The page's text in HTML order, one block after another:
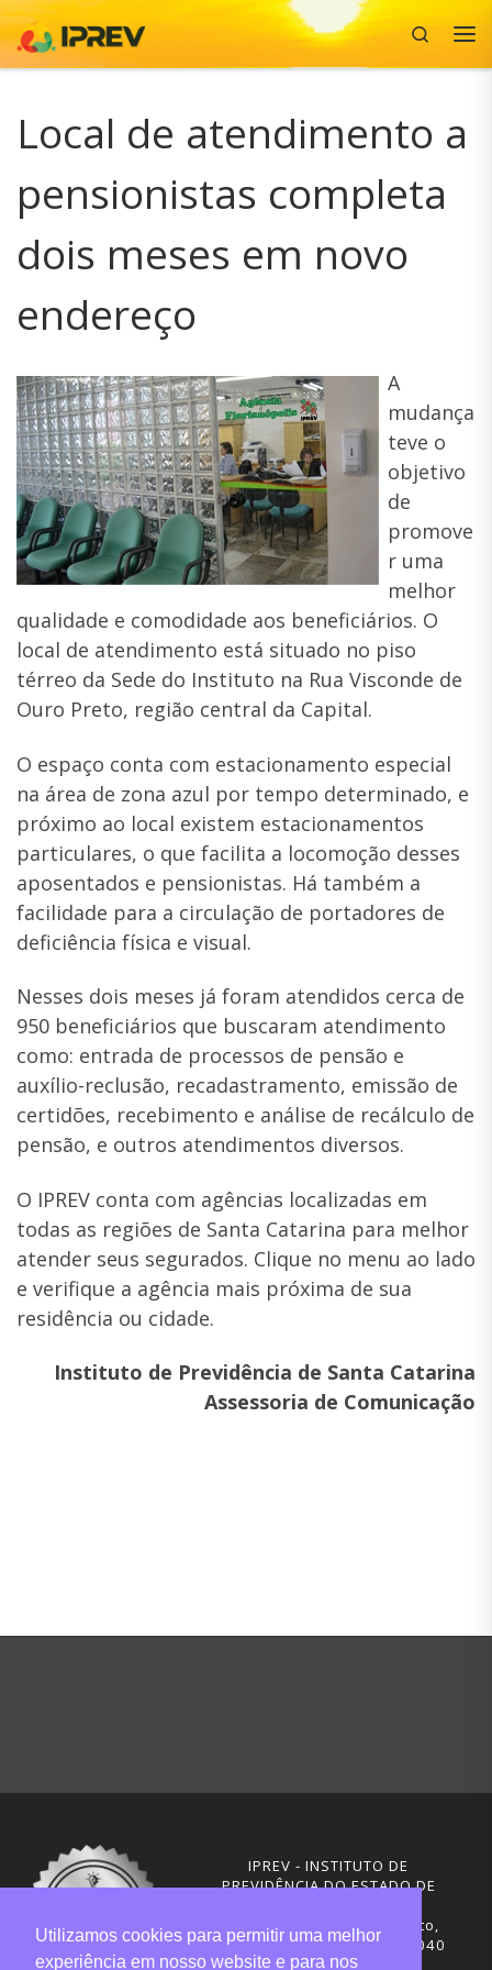
Skip to content
Search
Local de atendimento a
pensionistas completa
dois meses em novo
endereço
A
mudança
teve o
objetivo
de
promove
r uma
melhor
qualidade e comodidade aos beneficiários. O
local de atendimento está situado no piso
térreo da Sede do Instituto na Rua Visconde de
Ouro Preto, região central da Capital.
O espaço conta com estacionamento especial
na área de zona azul por tempo determinado, e
próximo ao local existem estacionamentos
particulares, o que facilita a locomoção desses
aposentados e pensionistas. Há também a
facilidade para a circulação de portadores de
deficiência física e visual.
Nesses dois meses já foram atendidos cerca de
950 beneficiários que buscaram atendimento
como: entrada de processos de pensão e
auxílio-reclusão, recadastramento, emissão de
certidões, recebimento e análise de recálculo de
pensão, e outros atendimentos diversos.
O IPREV conta com agências localizadas em
todas as regiões de Santa Catarina para melhor
atender seus segurados. Clique no menu ao lado
e verifique a agência mais próxima de sua
residência ou cidade.
Instituto de Previdência de Santa Catarina
Assessoria de Comunicação
IPREV - INSTITUTO DE
PREVIDÊNCIA DO ESTADO DE
Rua Visconde de Ouro Preto,
291 – Centro - CEP: 88020-040
Florianópolis - SC
Utilizamos cookies para permitir uma melhor
experiência em nosso website e para nos